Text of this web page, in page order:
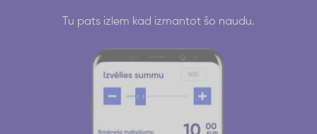
Tu pats izlem kad izmantot šo naudu.